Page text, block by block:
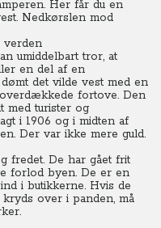
Her får du en
Nedkørslen mod
verden
umiddelbart tror, at
en del af en
det vilde vest med en
fortove. Den
med turister og
i 1906 og i midten af
Der var ikke mere guld.
fredet. De har gået frit
forlod byen. De er en
i butikkerne. Hvis de
over i panden, må